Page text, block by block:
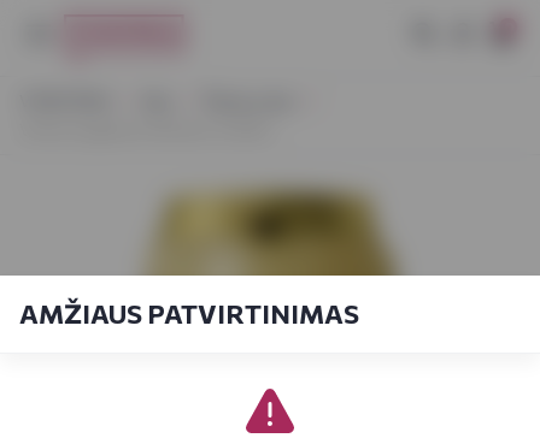
AMŽIAUS PATVIRTINIMAS